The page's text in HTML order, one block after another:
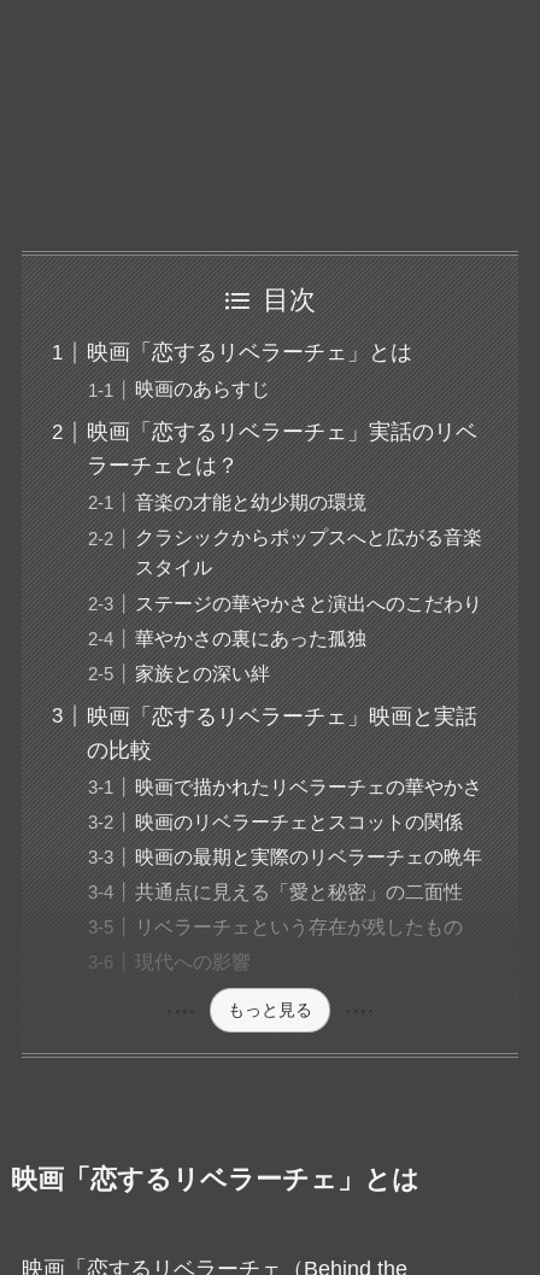
目次
映画「恋するリベラーチェ」とは
映画のあらすじ
映画「恋するリベラーチェ」実話のリベ
ラーチェとは？
音楽の才能と幼少期の環境
クラシックからポップスへと広がる音楽
スタイル
ステージの華やかさと演出へのこだわり
華やかさの裏にあった孤独
家族との深い絆
映画「恋するリベラーチェ」映画と実話
の比較
映画で描かれたリベラーチェの華やかさ
映画のリベラーチェとスコットの関係
映画の最期と実際のリベラーチェの晩年
共通点に見える「愛と秘密」の二面性
リベラーチェという存在が残したもの
現代への影響
もっと見る
映画「恋するリベラーチェ」とは
映画「恋するリベラーチェ（Behind the